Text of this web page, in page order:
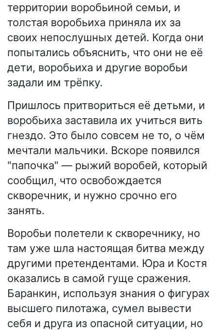
территории воробьиной семьи, и
толстая воробьиха приняла их за
своих непослушных детей. Когда они
попытались объяснить, что они не её
дети, воробьиха и другие воробьи
задали им трёпку.
Пришлось притвориться её детьми, и
воробьиха заставила их учиться вить
гнездо. Это было совсем не то, о чём
мечтали мальчики. Вскоре появился
"папочка" — рыжий воробей, который
сообщил, что освобождается
скворечник, и нужно срочно его
занять.
Воробьи полетели к скворечнику, но
там уже шла настоящая битва между
другими претендентами. Юра и Костя
оказались в самой гуще сражения.
Баранкин, используя знания о фигурах
высшего пилотажа, сумел вывести
себя и друга из опасной ситуации, но